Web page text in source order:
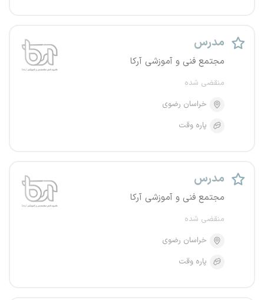
مدرس
مجتمع فنی و آموزشی آرکا
منقضی شده
خراسان رضوی
پاره وقت
مدرس
مجتمع فنی و آموزشی آرکا
منقضی شده
خراسان رضوی
پاره وقت